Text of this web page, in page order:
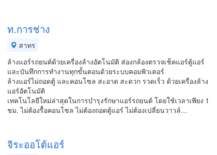
ท.การช่าง
สาทร
ล้างแอร์รถยนต์ด้วยเครื่องล้างอัตโนมัติ ส่องกล้องตรวจเช็คแอร์ตู้แอร์
และบันทึกการทำงานทุกขั้นตอนด้วยระบบคอมพิวเตอร์
ล้างแอร์ไม่ถอดตู้ และคอนโซล สะอาด สะดวก รวดเร็ว ด้วยเครื่องล้าง
แอร์อัตโนมัติ
เทคโนโลยีใหม่ล่าสุดในการบำรุงรักษาแอร์รถยนต์ โดยใช้เวลาเพียง 1
ชม. ไม่ต้องรื้อคอนโซล ไม่ต้องถอดตู้แอร์ ไม่ต้องเปลี่ยนวาวล์…
จิระออโต้แอร์